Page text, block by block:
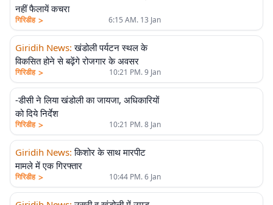
नहीं फैलायें कचरा
गिरिडीह > 6:15 AM. 13 Jan
Giridih News: खंडोली पर्यटन स्थल के
विकसित होने से बढ़ेंगे रोजगार के अवसर
गिरिडीह > 10:21 PM. 9 Jan
-डीसी ने लिया खंडोली का जायजा, अधिकारियों
को दिये निर्देश
गिरिडीह > 10:21 PM. 8 Jan
Giridih News: किशोर के साथ मारपीट
मामले में एक गिरफ्तार
गिरिडीह > 10:44 PM. 6 Jan